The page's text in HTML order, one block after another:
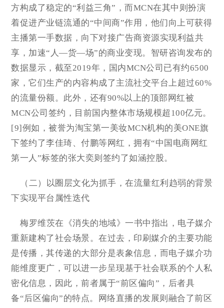
方构成了稳定的“利益三角”，而MCN在其中则扮演
着促进产业链流通的“中间商”作用，他们向上可获得
主播第一手数据，向下对接广告商资源实现利益共
享，加速“人—货—场”的商业变现。智研咨询发布的
数据显示，截至2019年，国内MCN公司已有约6500
家，它们生产的内容构成了主流社交平台上超过60%
的流量份额。此外，还有90%以上的顶部网红被
MCN公司签约，目前国内整体市场规模超100亿元。
[9]例如，被誉为淘宝第一美妆MCN机构的美ONE旗
下签约了李佳琦、付鹏等网红，拥有“中国电商网红
第一人”标签的张大奕则签约了如涵控股。
（二）以圈层文化为抓手，在流量红利趋弱的背景
下实现平台属性迭代
梅罗维茨在《消失的地域》一书中指出，电子媒介
重新建构了社会场景。在过去，印刷媒介的主要功能
是传播，其传递的大部分是表象信息，而电子媒介功
能维度更广，可以进一步呈现基于社会联系的个人私
密化信息，因此，前者属于“前区偏向”，后者具
备“后区偏向”的特点。网络直播的发展则融合了前区